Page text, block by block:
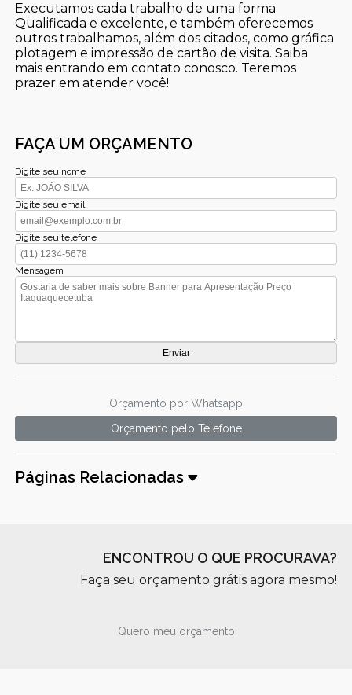
Executamos cada trabalho de uma forma
Qualificada e excelente, e também oferecemos
outros trabalhamos, além dos citados, como gráfica
plotagem e impressão de cartão de visita. Saiba
mais entrando em contato conosco. Teremos
prazer em atender você!
FAÇA UM ORÇAMENTO
Digite seu nome
Digite seu email
Digite seu telefone
Mensagem
Orçamento por Whatsapp
Orçamento pelo Telefone
Páginas Relacionadas
ENCONTROU O QUE PROCURAVA?
Faça seu orçamento grátis agora mesmo!
Quero meu orçamento